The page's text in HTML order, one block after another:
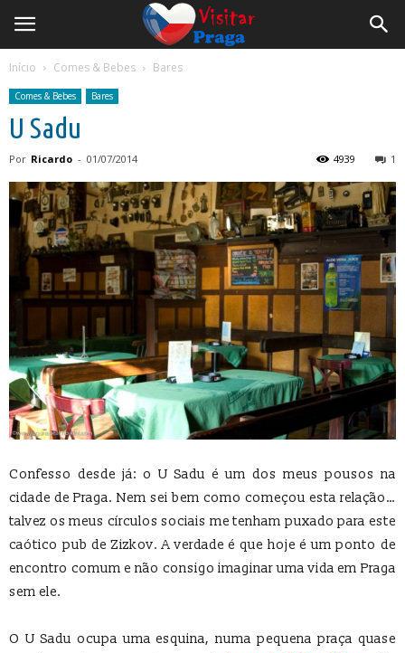
Início Comes & Bebes Bares
Comes & Bebes Bares
U Sadu
Por Ricardo - 01/07/2014 1
4939
Confesso desde já: o U Sadu é um dos meus pousos na
cidade de Praga. Nem sei bem como começou esta relação…
talvez os meus círculos sociais me tenham puxado para este
caótico pub de Zizkov. A verdade é que hoje é um ponto de
encontro comum e não consigo imaginar uma vida em Praga
sem ele.
O U Sadu ocupa uma esquina, numa pequena praça quase